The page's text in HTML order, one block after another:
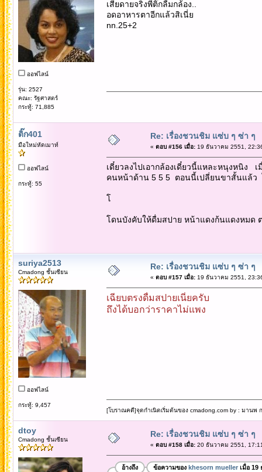
ออฟไลน์
รุ่น: 2527
คณะ: รัฐศาสตร์
กระทู้: 71,885
เสียดายจริงพี่ติ๊กลืมกล้อง..
อดอาหารตาอีกแล้วสิเนี่ย
nn.25+2
ติ๊ก401
มือใหม่หัดเมาท์
ออฟไลน์
กระทู้: 55
Re: เรื่องชวนชิม แซ่บ ๆ ซ่า ๆ
« ตอบ #156 เมื่อ:19 ธันวาคม 2551,
เดี๋ยวลงไปเอากล้องเดี๋ยวนี้แหละหนุงหนิง
คนหน้าด้าน 5 5 5 ตอนนี้เปลี่ยนขาสั้นแล้ว
โ
โดนบังคับให้ดื่มสปาย หน้าแดงก้นแดงหมด
suriya2513
Cmadong ชั้นเซียน
ออฟไลน์
กระทู้: 9,457
Re: เรื่องชวนชิม แซ่บ ๆ ซ่า ๆ
« ตอบ #157 เมื่อ:19 ธันวาคม 2551,
เฉียบตรงดื่มสปายเนี่ยครับ
ถึงได้บอกว่าราคาไม่แพง
[โบราณคดี]จุดกำเนิดเริ่มต้นของ cmadong.com by : มานพ
dtoy
Cmadong ชั้นเซียน
Re: เรื่องชวนชิม แซ่บ ๆ ซ่า ๆ
« ตอบ #158 เมื่อ:20 ธันวาคม 2551,
อ้างถึง ข้อความของ khesorn muellerเมื่อ 19